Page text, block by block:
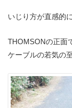
いじり方が直感的
THOMSONの正面
ケーブルの若気の